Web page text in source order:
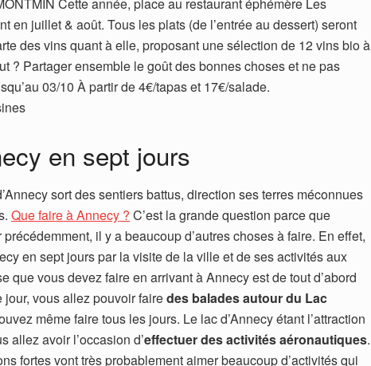
en juillet & août. Tous les plats (de l’entrée au dessert) seront
des vins quant à elle, proposant une sélection de 12 vins bio à
? Partager ensemble le goût des bonnes choses et ne pas
03/10 À partir de 4€/tapas et 17€/salade.
en sept jours
sort des sentiers battus, direction ses terres méconnues
Que faire à Annecy ? C’est la grande question parce que
il y a beaucoup d’autres choses à faire. En effet,
en sept jours par la visite de la ville et de ses activités aux
que vous devez faire en arrivant à Annecy est de tout d’abord
jour, vous allez pouvoir fairedes balades autour du Lac
même faire tous les jours. Le lac d’Annecy étant l’attraction
allez avoir l’occasion d’effectuer des activités aéronautiques.
fortes vont très probablement aimer beaucoup d’activités qui